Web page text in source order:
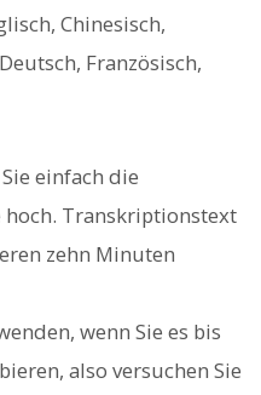
Chinesisch,
Französisch,
einfach die
Transkriptionstext
zehn Minuten
wenn Sie es bis
also versuchen Sie